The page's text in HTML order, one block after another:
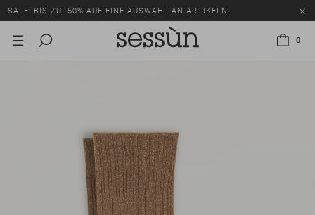
SALE: BIS ZU -50% AUF EINE AUSWAHL AN ARTIKELN.
0